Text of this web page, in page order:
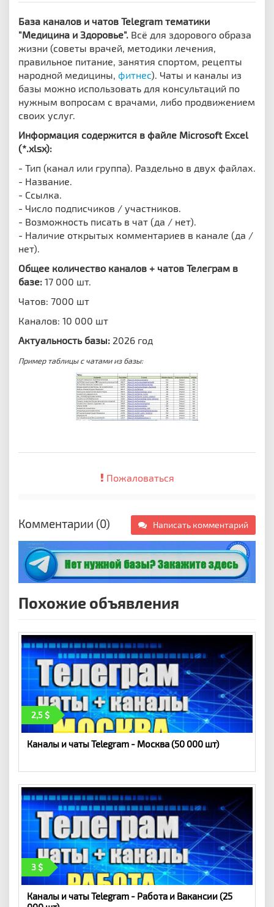
База каналов и чатов Telegram тематики
"Медицина и Здоровье". Всё для здорового образа
жизни (советы врачей, методики лечения,
правильное питание, занятия спортом, рецепты
народной медицины, фитнес). Чаты и каналы из
базы можно использовать для консультаций по
нужным вопросам с врачами, либо продвижением
своих услуг.
Информация содержится в файле Microsoft Excel
(*.xlsx):
- Тип (канал или группа). Раздельно в двух файлах.
- Название.
- Ссылка.
- Число подписчиков / участников.
- Возможность писать в чат (да / нет).
- Наличие открытых комментариев в канале (да /
нет).
Общее количество каналов + чатов Телеграм в
базе: 17 000 шт.
Чатов: 7000 шт
Каналов: 10 000 шт
Актуальность базы: 2026 год
Пример таблицы с чатами из базы:
Пожаловаться
Комментарии (0) Написать комментарий
Похожие объявления
2,5
Каналы и чаты Telegram - Москва (50 000 шт)
3
Каналы и чаты Telegram - Работа и Вакансии (25